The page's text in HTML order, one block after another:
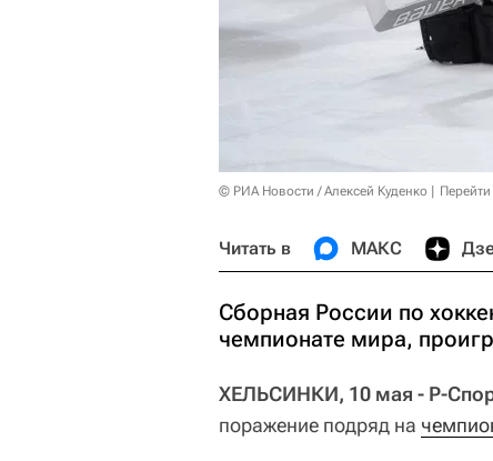
© РИА Новости / Алексей Куденко
Читать в МАКС
Сборная России по
чемпионате мира,
ХЕЛЬСИНКИ, 10 мая - Р-
поражение подряд на